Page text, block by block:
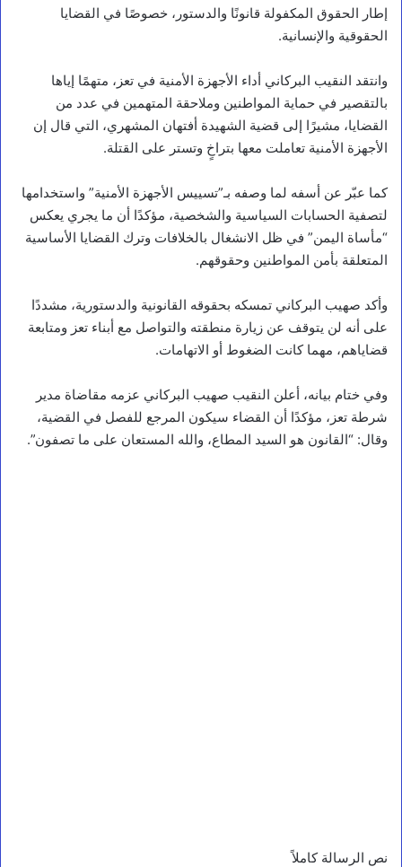
إطار الحقوق المكفولة قانونًا والدستور، خصوصًا في القضايا
الحقوقية والإنسانية.
وانتقد النقيب البركاني أداء الأجهزة الأمنية في تعز، متهمًا إياها
بالتقصير في حماية المواطنين وملاحقة المتهمين في عدد من
القضايا، مشيرًا إلى قضية الشهيدة أفتهان المشهري، التي قال إن
الأجهزة الأمنية تعاملت معها بتراخٍ وتستر على القتلة.
كما عبّر عن أسفه لما وصفه بـ”تسييس الأجهزة الأمنية” واستخدامها
لتصفية الحسابات السياسية والشخصية، مؤكدًا أن ما يجري يعكس
“مأساة اليمن” في ظل الانشغال بالخلافات وترك القضايا الأساسية
المتعلقة بأمن المواطنين وحقوقهم.
وأكد صهيب البركاني تمسكه بحقوقه القانونية والدستورية، مشددًا
على أنه لن يتوقف عن زيارة منطقته والتواصل مع أبناء تعز ومتابعة
قضاياهم، مهما كانت الضغوط أو الاتهامات.
وفي ختام بيانه، أعلن النقيب صهيب البركاني عزمه مقاضاة مدير
شرطة تعز، مؤكدًا أن القضاء سيكون المرجع للفصل في القضية،
وقال: “القانون هو السيد المطاع، والله المستعان على ما تصفون”.
نص الرسالة كاملاً